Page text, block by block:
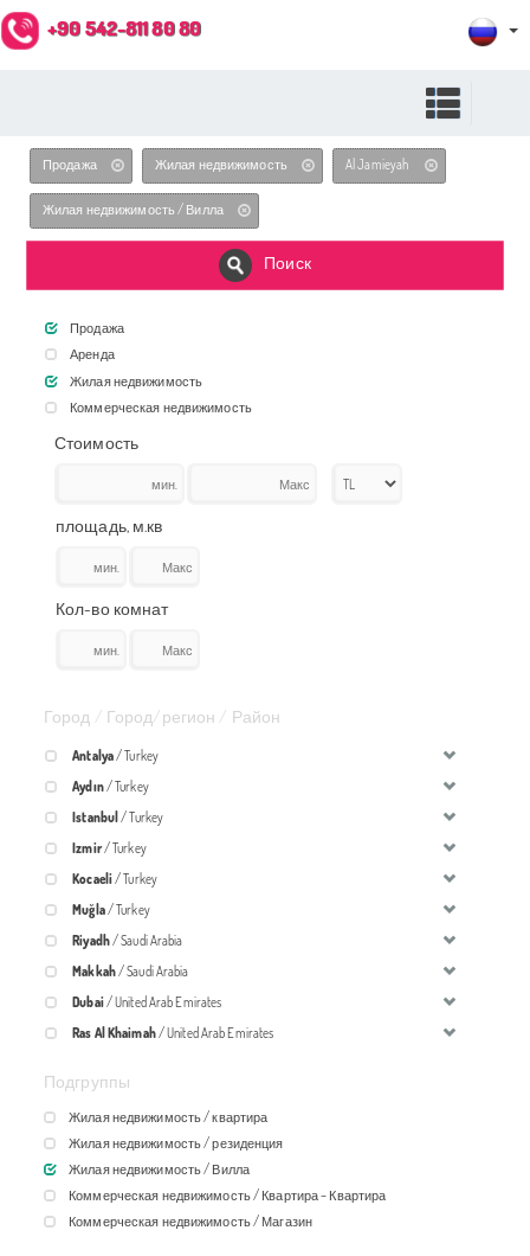
+90 542-811 80 80
Продажа Жилая недвижимость Al Jamieyah
Жилая недвижимость / Вилла
Поиск
Продажа
Аренда
Жилая недвижимость
Коммерческая недвижимость
Стоимость
площадь, м.кв
Кол-во комнат
Город / Город/регион / Район
Antalya/ Turkey
Aydın/ Turkey
Istanbul / Turkey
Izmir/ Turkey
Kocaeli/ Turkey
Muğla/ Turkey
Riyadh/ Saudi Arabia
Makkah/ Saudi Arabia
Dubai/ United Arab Emirates
Ras Al Khaimah/ United Arab Emirates
Подгруппы
Жилая недвижимость / квартира
Жилая недвижимость / резиденция
Жилая недвижимость / Вилла
Коммерческая недвижимость / Квартира – Квартира
Коммерческая недвижимость / Магазин